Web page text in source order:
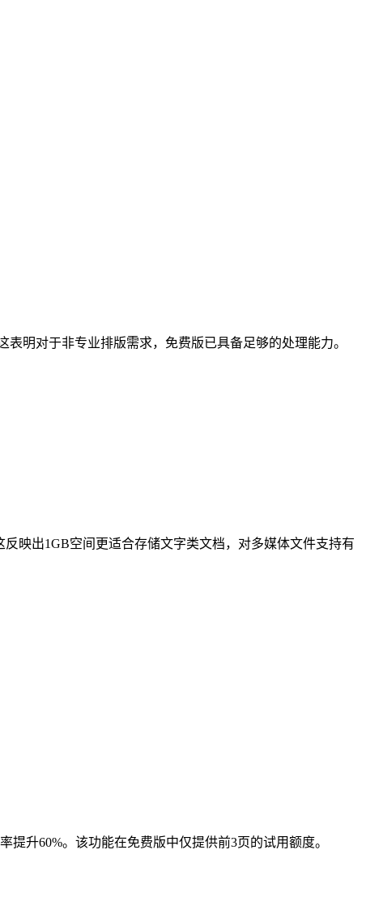
明对于非专业排版需求，免费版已具备足够的处理能力。
映出1GB空间更适合存储文字类文档，对多媒体文件支持有
升60%。该功能在免费版中仅提供前3页的试用额度。